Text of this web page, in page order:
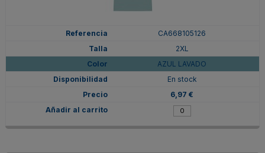
CA668105126
2XL
AZUL LAVADO
En stock
6,97 €